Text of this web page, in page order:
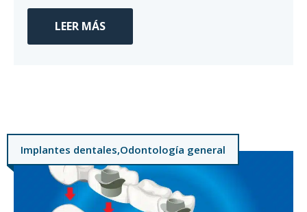
LEER MÁS
Implantes dentales,Odontología general